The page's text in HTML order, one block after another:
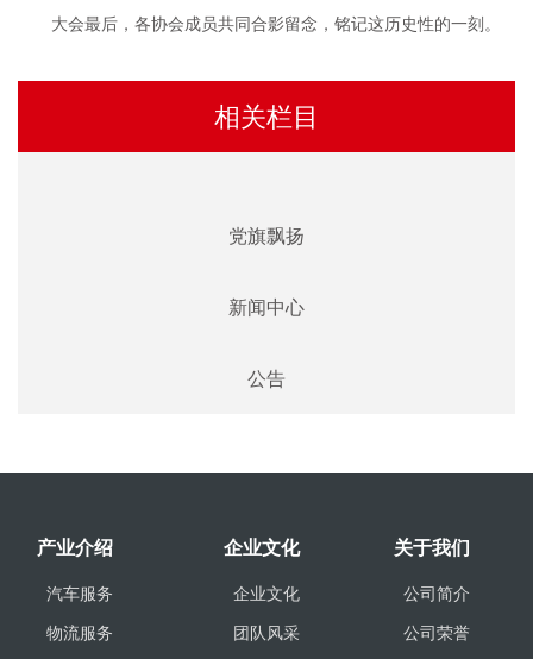
大会最后，各协会成员共同合影留念，铭记这历史性的一刻。
相关栏目
党旗飘扬
新闻中心
公告
产业介绍
汽车服务
物流服务
企业文化
企业文化
团队风采
关于我们
公司简介
公司荣誉